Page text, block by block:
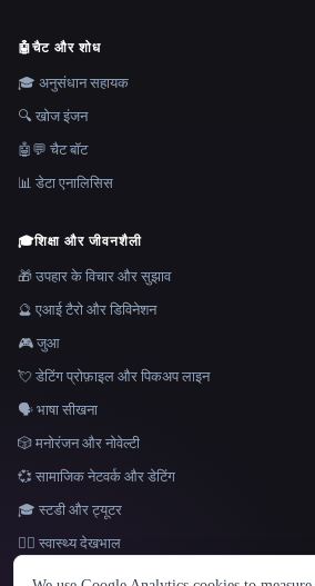
भाषा
🤖चैट और शोध
🎓 अनुसंधान सहायक
🔍 खोज इंजन
🤖💬 चैट बॉट
📊 डेटा एनालिसिस
🎓शिक्षा और जीवनशैली
🎁 उपहार के विचार और सुझाव
🔮 एआई टैरो और डिविनेशन
🎮 जुआ
💘 डेटिंग प्रोफ़ाइल और पिकअप लाइन
🗣️ भाषा सीखना
🎲 मनोरंजन और नोवेल्टी
💞 सामाजिक नेटवर्क और डेटिंग
🎓 स्टडी और ट्यूटर
👩‍⚕️ स्वास्थ्य देखभाल